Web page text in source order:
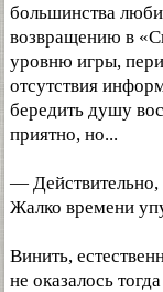
большинства
возвращению в
уровню игры,
отсутствия
бередить душу
приятно, но...
— Действительно,
Жалко времени
Винить,
не оказалось